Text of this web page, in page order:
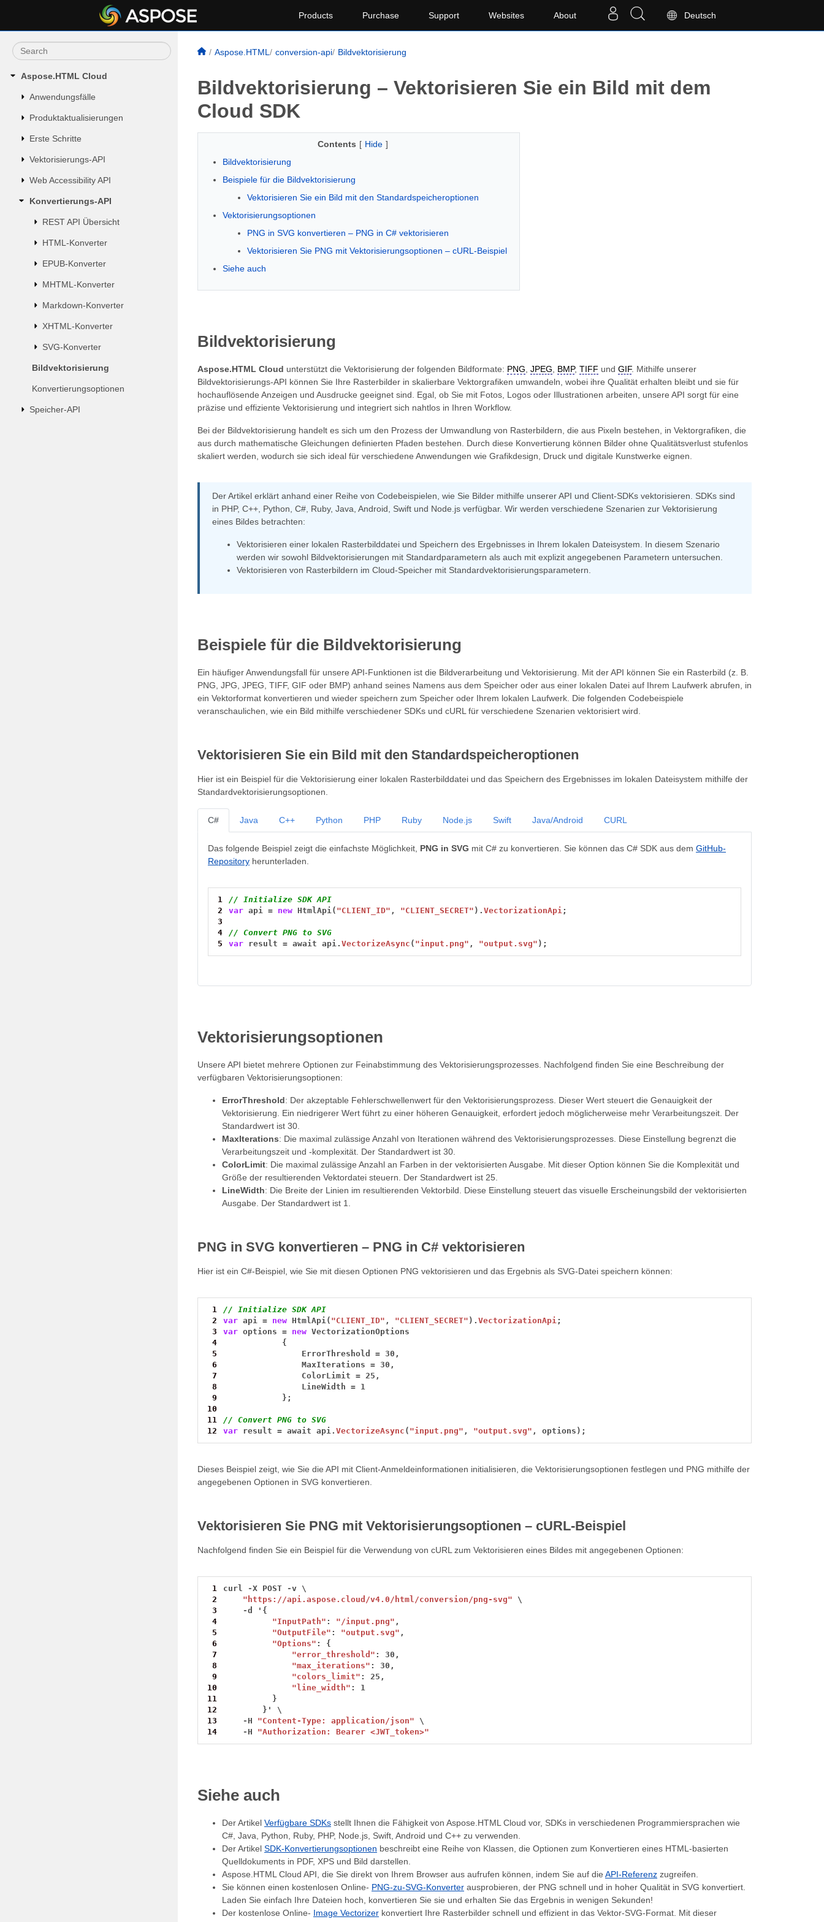
Products Purchase Support Websites About Deutsch
Aspose.HTML Cloud
Anwendungsfälle
Produktaktualisierungen
Erste Schritte
Vektorisierungs-API
Web Accessibility API
Konvertierungs-API
REST API Übersicht
HTML-Konverter
EPUB-Konverter
MHTML-Konverter
Markdown-Konverter
XHTML-Konverter
SVG-Konverter
Bildvektorisierung
Konvertierungsoptionen
Speicher-API
Aspose.HTML conversion-api Bildvektorisierung
Bildvektorisierung – Vektorisieren Sie ein Bild mit dem
Cloud SDK
Contents [ Hide ]
Bildvektorisierung
Beispiele für die Bildvektorisierung
Vektorisieren Sie ein Bild mit den Standardspeicheroptionen
Vektorisierungsoptionen
PNG in SVG konvertieren – PNG in C# vektorisieren
Vektorisieren Sie PNG mit Vektorisierungsoptionen – cURL-Beispiel
Siehe auch
Bildvektorisierung
Aspose.HTML Cloud unterstützt die Vektorisierung der folgenden Bildformate: PNG JPEG BMP, TIFF und GIF. Mithilfe unserer
Bildvektorisierungs-API können Sie Ihre Rasterbilder in skalierbare Vektorgrafiken umwandeln, wobei ihre Qualität erhalten bleibt und sie für
hochauflösende Anzeigen und Ausdrucke geeignet sind. Egal, ob Sie mit Fotos, Logos oder Illustrationen arbeiten, unsere API sorgt für eine
präzise und effiziente Vektorisierung und integriert sich nahtlos in Ihren Workflow.
Bei der Bildvektorisierung handelt es sich um den Prozess der Umwandlung von Rasterbildern, die aus Pixeln bestehen, in Vektorgrafiken, die
aus durch mathematische Gleichungen definierten Pfaden bestehen. Durch diese Konvertierung können Bilder ohne Qualitätsverlust stufenlos
skaliert werden, wodurch sie sich ideal für verschiedene Anwendungen wie Grafikdesign, Druck und digitale Kunstwerke eignen.
Der Artikel erklärt anhand einer Reihe von Codebeispielen, wie Sie Bilder mithilfe unserer API und Client-SDKs vektorisieren. SDKs sind
in PHP, C++, Python, C#, Ruby, Java, Android, Swift und Node.js verfügbar. Wir werden verschiedene Szenarien zur Vektorisierung
eines Bildes betrachten:
Vektorisieren einer lokalen Rasterbilddatei und Speichern des Ergebnisses in Ihrem lokalen Dateisystem. In diesem Szenario
werden wir sowohl Bildvektorisierungen mit Standardparametern als auch mit explizit angegebenen Parametern untersuchen.
Vektorisieren von Rasterbildern im Cloud-Speicher mit Standardvektorisierungsparametern.
Beispiele für die Bildvektorisierung
Ein häufiger Anwendungsfall für unsere API-Funktionen ist die Bildverarbeitung und Vektorisierung. Mit der API können Sie ein Rasterbild (z. B.
PNG, JPG, JPEG, TIFF, GIF oder BMP) anhand seines Namens aus dem Speicher oder aus einer lokalen Datei auf Ihrem Laufwerk abrufen, in
ein Vektorformat konvertieren und wieder speichern zum Speicher oder Ihrem lokalen Laufwerk. Die folgenden Codebeispiele
veranschaulichen, wie ein Bild mithilfe verschiedener SDKs und cURL für verschiedene Szenarien vektorisiert wird.
Vektorisieren Sie ein Bild mit den Standardspeicheroptionen
Hier ist ein Beispiel für die Vektorisierung einer lokalen Rasterbilddatei und das Speichern des Ergebnisses im lokalen Dateisystem mithilfe der
Standardvektorisierungsoptionen.
C#
Das folgende Beispiel zeigt die einfachste Möglichkeit, PNG in SVG mit C# zu konvertieren. Sie können das C# SDK aus dem GitHub-
Repository herunterladen.
1
// Initialize SDK API
2
var api = new HtmlApi( "CLIENT_ID" , "CLIENT_SECRET" ).VectorizationApi;
3
4
// Convert PNG to SVG
5
var result = await api.VectorizeAsync ( "input.png" , "output.svg" );
Java C++ Python PHP Ruby Node.js Swift Java/Android CURL
Vektorisierungsoptionen
Unsere API bietet mehrere Optionen zur Feinabstimmung des Vektorisierungsprozesses. Nachfolgend finden Sie eine Beschreibung der
verfügbaren Vektorisierungsoptionen:
ErrorThreshold: Der akzeptable Fehlerschwellenwert für den Vektorisierungsprozess. Dieser Wert steuert die Genauigkeit der
Vektorisierung. Ein niedrigerer Wert führt zu einer höheren Genauigkeit, erfordert jedoch möglicherweise mehr Verarbeitungszeit. Der
Standardwert ist 30.
MaxIterations: Die maximal zulässige Anzahl von Iterationen während des Vektorisierungsprozesses. Diese Einstellung begrenzt die
Verarbeitungszeit und -komplexität. Der Standardwert ist 30.
ColorLimit: Die maximal zulässige Anzahl an Farben in der vektorisierten Ausgabe. Mit dieser Option können Sie die Komplexität und
Größe der resultierenden Vektordatei steuern. Der Standardwert ist 25.
LineWidth: Die Breite der Linien im resultierenden Vektorbild. Diese Einstellung steuert das visuelle Erscheinungsbild der vektorisierten
Ausgabe. Der Standardwert ist 1.
PNG in SVG konvertieren – PNG in C# vektorisieren
Hier ist ein C#-Beispiel, wie Sie mit diesen Optionen PNG vektorisieren und das Ergebnis als SVG-Datei speichern können:
1
// Initialize SDK API
2
var api = new HtmlApi( "CLIENT_ID" , "CLIENT_SECRET" ).VectorizationApi;
3
var options = new VectorizationOptions
4
{
5
ErrorThreshold = 30,
6
MaxIterations = 30,
7
ColorLimit = 25,
8
LineWidth = 1
9
};
10
11
// Convert PNG to SVG
12
var result = await api.VectorizeAsync ( "input.png" , "output.svg" , options);
Dieses Beispiel zeigt, wie Sie die API mit Client-Anmeldeinformationen initialisieren, die Vektorisierungsoptionen festlegen und PNG mithilfe der
angegebenen Optionen in SVG konvertieren.
Vektorisieren Sie PNG mit Vektorisierungsoptionen – cURL-Beispiel
Nachfolgend finden Sie ein Beispiel für die Verwendung von cURL zum Vektorisieren eines Bildes mit angegebenen Optionen:
1 curl -X POST -v \
2
"https://api.aspose.cloud/v4.0/html/conversion/png-svg"
\
3
-d ' {
4
"InputPath" : "/input.png" ,
5
"OutputFile" : "output.svg" ,
6
"Options" :
{
7
"error_threshold" :
30,
8
"max_iterations" :
30,
9
"colors_limit" :
25,
10
"line_width" :
1
11
}
12
} '
\
13
- H "Content-Type: application/json"
\
14
- H "Authorization: Bearer <JWT_token>"
Siehe auch
Der Artikel Verfügbare SDKs stellt Ihnen die Fähigkeit von Aspose.HTML Cloud vor, SDKs in verschiedenen Programmiersprachen wie
C#, Java, Python, Ruby, PHP, Node.js, Swift, Android und C++ zu verwenden.
Der Artikel SDK-Konvertierungsoptionen beschreibt eine Reihe von Klassen, die Optionen zum Konvertieren eines HTML-basierten
Quelldokuments in PDF, XPS und Bild darstellen.
Aspose.HTML Cloud API, die Sie direkt von Ihrem Browser aus aufrufen können, indem Sie auf die API-Referenz zugreifen.
Sie können einen kostenlosen Online- PNG-zu-SVG-Konverter ausprobieren, der PNG schnell und in hoher Qualität in SVG konvertiert.
Laden Sie einfach Ihre Dateien hoch, konvertieren Sie sie und erhalten Sie das Ergebnis in wenigen Sekunden!
Der kostenlose Online- Image Vectorizer konvertiert Ihre Rasterbilder schnell und effizient in das Vektor-SVG-Format. Mit dieser